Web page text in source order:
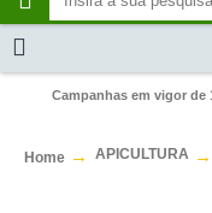
Campanhas em vigor de
Home APICULTURA